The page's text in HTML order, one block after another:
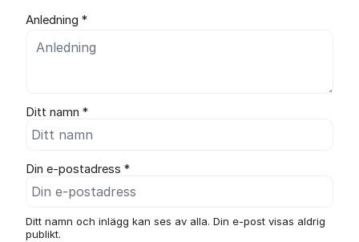
Anledning *
Ditt namn *
Din e-postadress *
Ditt namn och inlägg kan ses av alla. Din e-post visas aldrig
publikt.